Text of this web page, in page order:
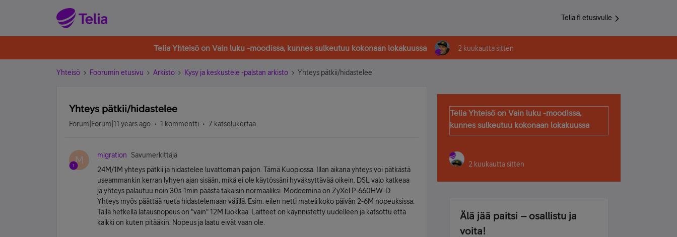
Telia.fi etusivulle
Telia Yhteisö on Vain luku -moodissa, kunnes sulkeutuu kokonaan lokakuussa 2 kuukautta sitten
Yhteisö Foorumin etusivu Arkisto Kysy ja keskustele -palstan arkisto Yhteys pätkii/hidastelee
Yhteys pätkii/hidastelee
Forum|Forum|11 years ago 1 kommentti 7 katselukertaa
M migration
Savumerkittäjä
24M/1M yhteys pätkii ja hidastelee luvattoman paljon. Tämä Kuopiossa. Illan aikana yhteys voi pätkästä
useammankin kerran lyhyen ajan sisään, mikä ei ole käytössäni hyväksyttävää oikein. DSL valo katkeaa
ja yhteys palautuu noin 30s-1min päästä takaisin normaaliksi. Modeemina on ZyXel P-660HW-D.
Yhteys myös päättää rueta hidastelemaan välillä. Esim. eilen netti mateli koko päivän 2-6M nopeuksissa.
Tällä hetkellä latausnopeus on "vain" 12M luokkaa. Laitteet on käynnistetty uudelleen ja katsottu että
kaikki on kuten pitääkin. Nopeus ja laatu eivät vaan ole.
Telia Yhteisö on Vain luku -moodissa,
kunnes sulkeutuu kokonaan lokakuussa
2 kuukautta sitten
Älä jää paitsi – osallistu ja
voita!